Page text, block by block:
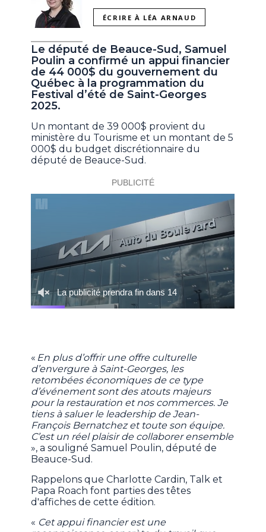
ÉCRIRE À LÉA ARNAUD
Le député de Beauce-Sud, Samuel
Poulin a confirmé un appui financier
de 44 000$ du gouvernement du
Québec à la programmation du
Festival d’été de Saint-Georges
2025.
Un montant de 39 000$ provient du
ministère du Tourisme et un montant de 5
000$ du budget discrétionnaire du
député de Beauce-Sud.
« En plus d’offrir une offre culturelle
d’envergure à Saint-Georges, les
retombées économiques de ce type
d’événement sont des atouts majeurs
pour la restauration et nos commerces. Je
tiens à saluer le leadership de Jean-
François Bernatchez et toute son équipe.
C’est un réel plaisir de collaborer ensemble
», a souligné Samuel Poulin, député de
Beauce-Sud.
Rappelons que Charlotte Cardin, Talk et
Papa Roach font parties des têtes
d'affiches de cette édition.
« Cet appui financier est une